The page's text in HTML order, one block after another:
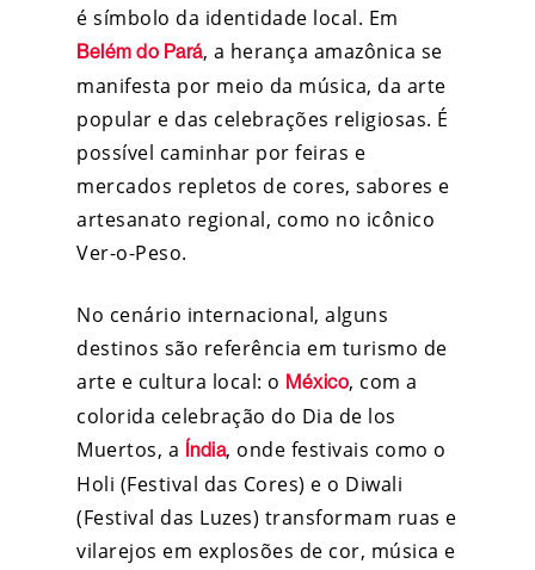
é símbolo da identidade local. Em
Belém do Pará, a herança amazônica se
manifesta por meio da música, da arte
popular e das celebrações religiosas. É
possível caminhar por feiras e
mercados repletos de cores, sabores e
artesanato regional, como no icônico
Ver-o-Peso.
No cenário internacional, alguns
destinos são referência em turismo de
arte e cultura local: o México, com a
colorida celebração do Dia de los
Muertos, a Índia, onde festivais como o
Holi (Festival das Cores) e o Diwali
(Festival das Luzes) transformam ruas e
vilarejos em explosões de cor, música e